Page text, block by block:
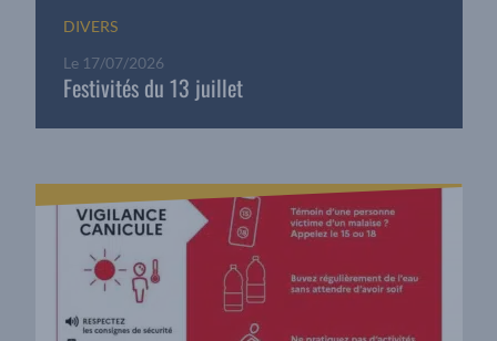
DIVERS
Le 17/07/2026
Festivités du 13 juillet